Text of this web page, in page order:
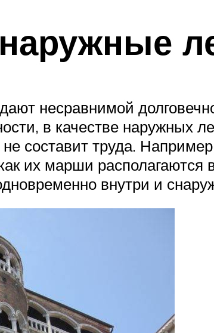
несравнимой
в качестве наружных
составит труда.
их марши
внутри и